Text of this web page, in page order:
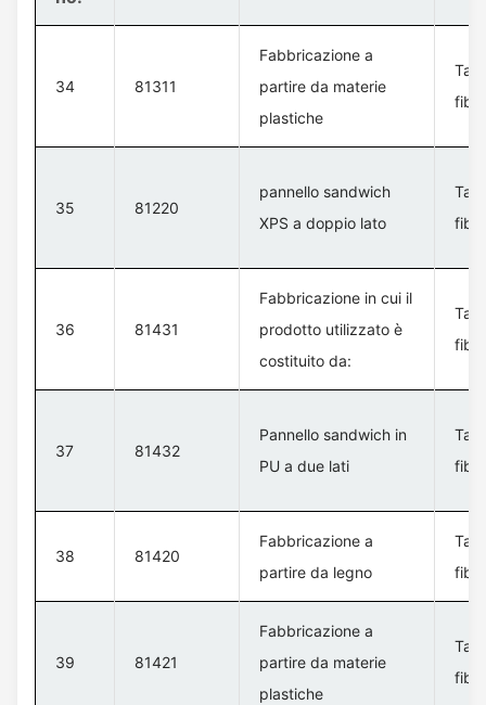
34 81311
Fabbricazione a
partire da materie
plastiche
35 81220
pannello sandwich
XPS a doppio lato
36 81431
Fabbricazione in cui il
prodotto utilizzato è
costituito da:
37 81432
Pannello sandwich in
PU a due lati
38 81420
Fabbricazione a
partire da legno
39 81421
Fabbricazione a
partire da materie
plastiche